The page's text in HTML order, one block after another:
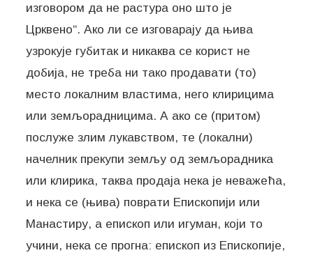
изговором да не растура оно што је
Црквено“. Ако ли се изговарају да њива
узрокује губитак и никаква се корист не
добија, не треба ни тако продавати (то)
место локалним властима, него клирицима
или земљорадницима. А ако се (притом)
послуже злим лукавством, те (локални)
начелник прекупи земљу од земљорадника
или клирика, таква продаја нека је неважећа,
и нека се (њива) поврати Епископији или
Манастиру, а епископ или игуман, који то
учини, нека се прогна: епископ из Епископије,